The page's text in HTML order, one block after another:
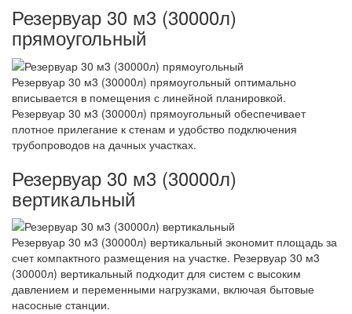
Резервуар 30 м3 (30000л)
прямоугольный
Резервуар 30 м3 (30000л) прямоугольный оптимально
вписывается в помещения с линейной планировкой.
Резервуар 30 м3 (30000л) прямоугольный обеспечивает
плотное прилегание к стенам и удобство подключения
трубопроводов на дачных участках.
Резервуар 30 м3 (30000л)
вертикальный
Резервуар 30 м3 (30000л) вертикальный экономит площадь за
счет компактного размещения на участке. Резервуар 30 м3
(30000л) вертикальный подходит для систем с высоким
давлением и переменными нагрузками, включая бытовые
насосные станции.